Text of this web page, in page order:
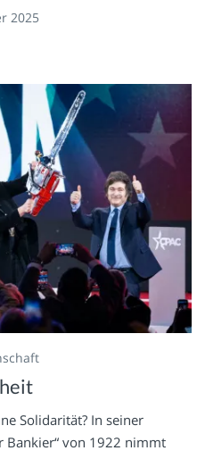
2025
Solidarität? In seiner
Bankier“ von 1922 nimmt